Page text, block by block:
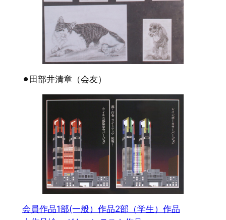
⚫︎田部井清章（会友）
会員作品1部(一般）作品2部（学生）作品